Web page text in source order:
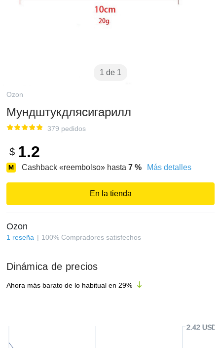
1 de 1
Ozon
Мундштукдлясигарилл
379 pedidos
$ 1.2
Cashback «reembolso» hasta 7 % Más detalles
En la tienda
Ozon
1 reseña 100% Compradores satisfechos
Dinámica de precios
Ahora más barato de lo habitual en 29%
2.42 USD